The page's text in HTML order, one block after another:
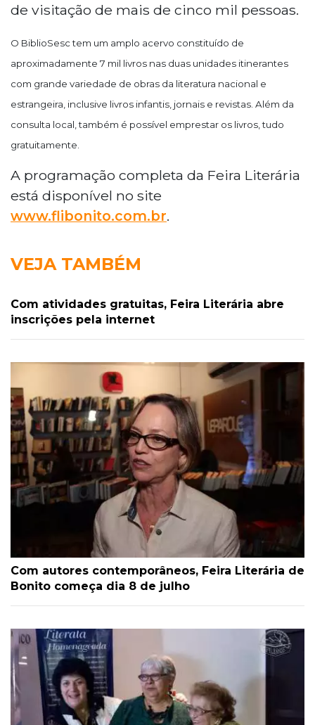
de visitação de mais de cinco mil pessoas.
O BiblioSesctem um amplo acervo constituído de
aproximadamente 7 mil livros nas duas unidades itinerantes
com grande variedade de obras da literatura nacional e
estrangeira, inclusive livros infantis, jornais e revistas. Além da
consulta local, também é possível emprestar os livros, tudo
gratuitamente.
A programação completa da Feira Literária
está disponível no site
www.flibonito.com.br.
VEJA TAMBÉM
Com atividades gratuitas, Feira Literária abre
inscrições pela internet
Com autores contemporâneos, Feira Literária de
Bonito começa dia 8 de julho